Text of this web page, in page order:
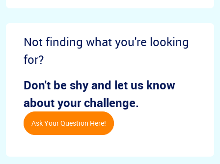
Not finding what you're looking
for?
Don't be shy and let us know
about your challenge.
Ask Your Question Here!